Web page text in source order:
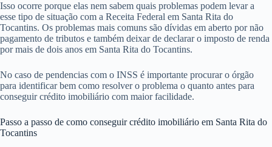
Isso ocorre porque elas nem sabem quais problemas podem levar a
esse tipo de situação com a Receita Federal em Santa Rita do
Tocantins. Os problemas mais comuns são dívidas em aberto por não
pagamento de tributos e também deixar de declarar o imposto de renda
por mais de dois anos em Santa Rita do Tocantins.
No caso de pendencias com o INSS é importante procurar o órgão
para identificar bem como resolver o problema o quanto antes para
conseguir crédito imobiliário com maior facilidade.
Passo a passo de como conseguir crédito imobiliário em Santa Rita do
Tocantins